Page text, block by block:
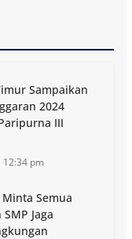
Sampaikan
2024
III
pm
Semua
Jaga